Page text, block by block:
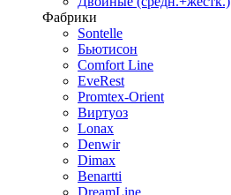
Фабрики
Sontelle
Бьютисон
Comfort Line
EveRest
Promtex-Orient
Виртуоз
Lonax
Denwir
Dimax
Benartti